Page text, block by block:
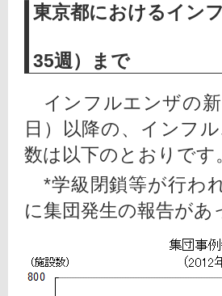
東京都におけるイン
2012年9月3
35週）まで
インフルエンザの新
日）以降の、インフ
数は以下のとおりです
*学級閉鎖等が行わ
に集団発生の報告があ